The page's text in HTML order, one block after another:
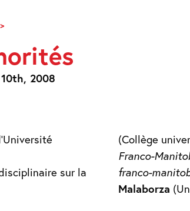
>THÉÂTRE
MINORITÉS
2008
sur la
(Collège
Franco-
franco-
Malaborza